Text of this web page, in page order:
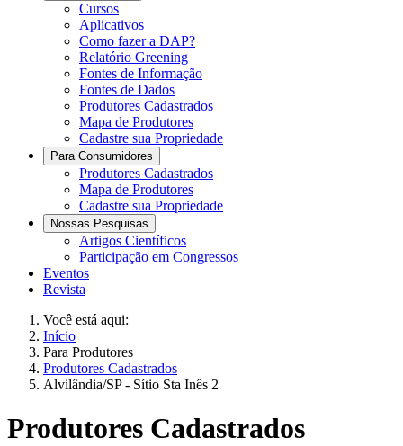
Cursos
Aplicativos
Como fazer a DAP?
Relatório Greening
Fontes de Informação
Fontes de Dados
Produtores Cadastrados
Mapa de Produtores
Cadastre sua Propriedade
Para Consumidores
Produtores Cadastrados
Mapa de Produtores
Cadastre sua Propriedade
Nossas Pesquisas
Artigos Científicos
Participação em Congressos
Eventos
Revista
Você está aqui:
Início
Para Produtores
Produtores Cadastrados
Alvilândia/SP - Sítio Sta Inês 2
Produtores Cadastrados